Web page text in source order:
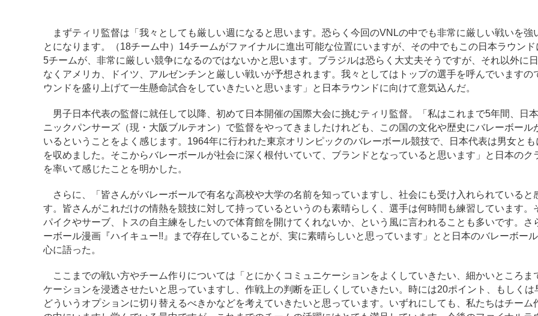
まずティリ監督は「我々としても厳しい週になると思います。恐らく今回のVNLの中でも非常に厳しい戦いを強
とになります。（18チーム中）14チームがファイナルに進出可能な位置にいますが、その中でもこの日本ラウンド
5チームが、非常に厳しい競争になるのではないかと思います。ブラジルは恐らく大丈夫そうですが、それ以外に
なくアメリカ、ドイツ、アルゼンチンと厳しい戦いが予想されます。我々としてはトップの選手を呼んでいますの
ウンドを盛り上げて一生懸命試合をしていきたいと思います」と日本ラウンドに向けて意気込んだ。
男子日本代表の監督に就任して以降、初めて日本開催の国際大会に挑むティリ監督。「私はこれまで5年間、日
ニックパンサーズ（現・大阪ブルテオン）で監督をやってきましたけれども、この国の文化や歴史にバレーボール
いるということをよく感じます。1964年に行われた東京オリンピックのバレーボール競技で、日本代表は男女と
を収めました。そこからバレーボールが社会に深く根付いていて、ブランドとなっていると思います」と日本のク
を率いて感じたことを明かした。
さらに、「皆さんがバレーボールで有名な高校や大学の名前を知っていますし、社会にも受け入れられていると
す。皆さんがこれだけの情熱を競技に対して持っているというのも素晴らしく、選手は何時間も練習しています。
パイクやサーブ、トスの自主練をしたいので体育館を開けてくれないか、という風に言われることも多いです。さ
ーボール漫画『ハイキュー!!』まで存在していることが、実に素晴らしいと思っています」とと日本のバレーボー
心に語った。
ここまでの戦い方やチーム作りについては「とにかくコミュニケーションをよくしていきたい、細かいところま
ケーションを浸透させたいと思っていますし、作戦上の判断を正しくしていきたい。時には20ポイント、もしくは
どういうオプションに切り替えるべきかなどを考えていきたいと思っています。いずれにしても、私たちはチーム